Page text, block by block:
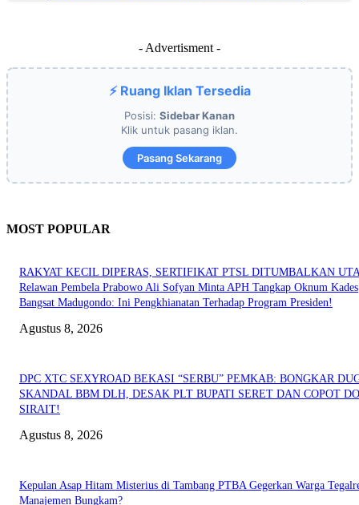
- Advertisment -
⚡ Ruang Iklan Tersedia
Posisi: Sidebar Kanan
Klik untuk pasang iklan.
Pasang Sekarang
MOST POPULAR
RAKYAT KECIL DIPERAS, SERTIFIKAT PTSL DITUMBALKAN
Relawan Pembela Prabowo Ali Sofyan Minta APH Tangkap Oknum Kades
Bangsat Madugondo: Ini Pengkhianatan Terhadap Program Presiden!
Agustus 8, 2026
DPC XTC SEXYROAD BEKASI “SERBU” PEMKAB: BONGKAR
SKANDAL BBM DLH, DESAK PLT BUPATI SERET DAN COPOT
SIRAIT!
Agustus 8, 2026
Kepulan Asap Hitam Misterius di Tambang PTBA Gegerkan Warga
Manajemen Bungkam?